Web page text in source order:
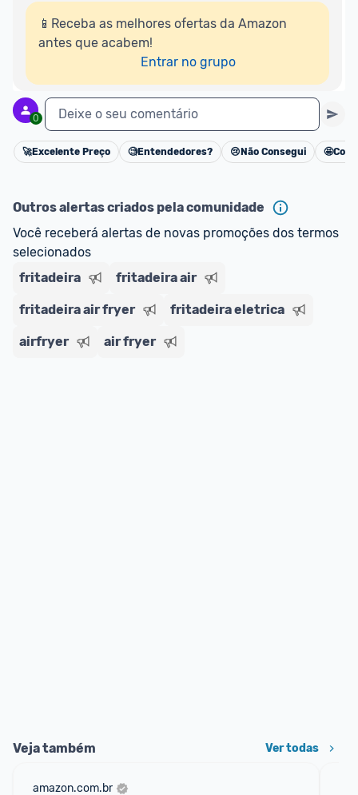
📱Receba as melhores ofertas da Amazon
antes que acabem!
Entrar no grupo
0 Deixe o seu comentário
Cancelar
🚀Excelente Preço 🧐Entendedores? 😢 Não Consegui 🤩
Outros alertas criados pela comunidade
Você receberá alertas de novas promoções dos termos
selecionados
fritadeira
fritadeira air
fritadeira air fryer fritadeira eletrica
airfryer air fryer
Veja também Ver todas
amazon.com.br